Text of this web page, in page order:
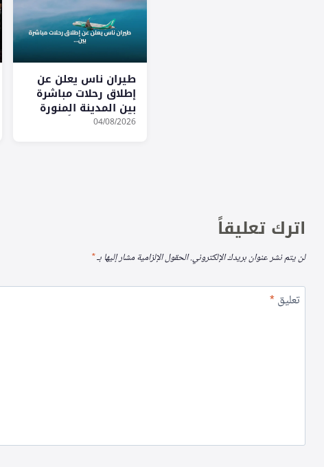
طيران ناس يعلن عن
إطلاق رحلات مباشرة
بين المدينة المنورة
وبروكسل بدءاً من
04/08/2026
اترك تعليقاً
لن يتم نشر عنوان بريدك الإلكتروني.الحقول الإلزامية مشار إليها بـ*
تعليق*